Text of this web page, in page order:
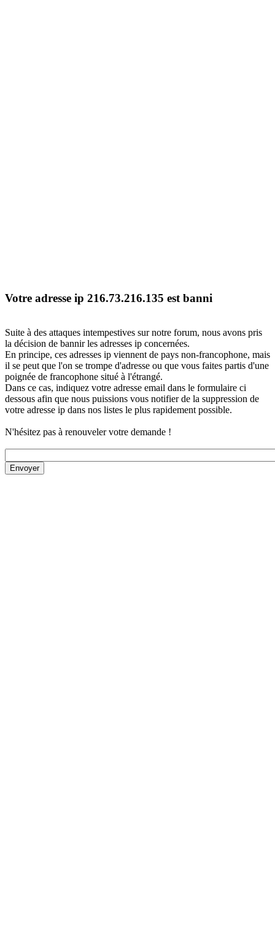
Votre adresse ip 216.73.216.135 est banni
Suite à des attaques intempestives sur notre forum, nous avons pris
la décision de bannir les adresses ip concernées.
En principe, ces adresses ip viennent de pays non-francophone, mais
il se peut que l'on se trompe d'adresse ou que vous faites partis d'une
poignée de francophone situé à l'étrangé.
Dans ce cas, indiquez votre adresse email dans le formulaire ci
dessous afin que nous puissions vous notifier de la suppression de
votre adresse ip dans nos listes le plus rapidement possible.
N'hésitez pas à renouveler votre demande !